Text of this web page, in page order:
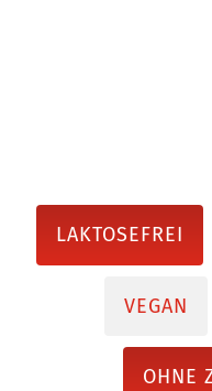
LAKTOSEFREI
VEGAN
OHNE